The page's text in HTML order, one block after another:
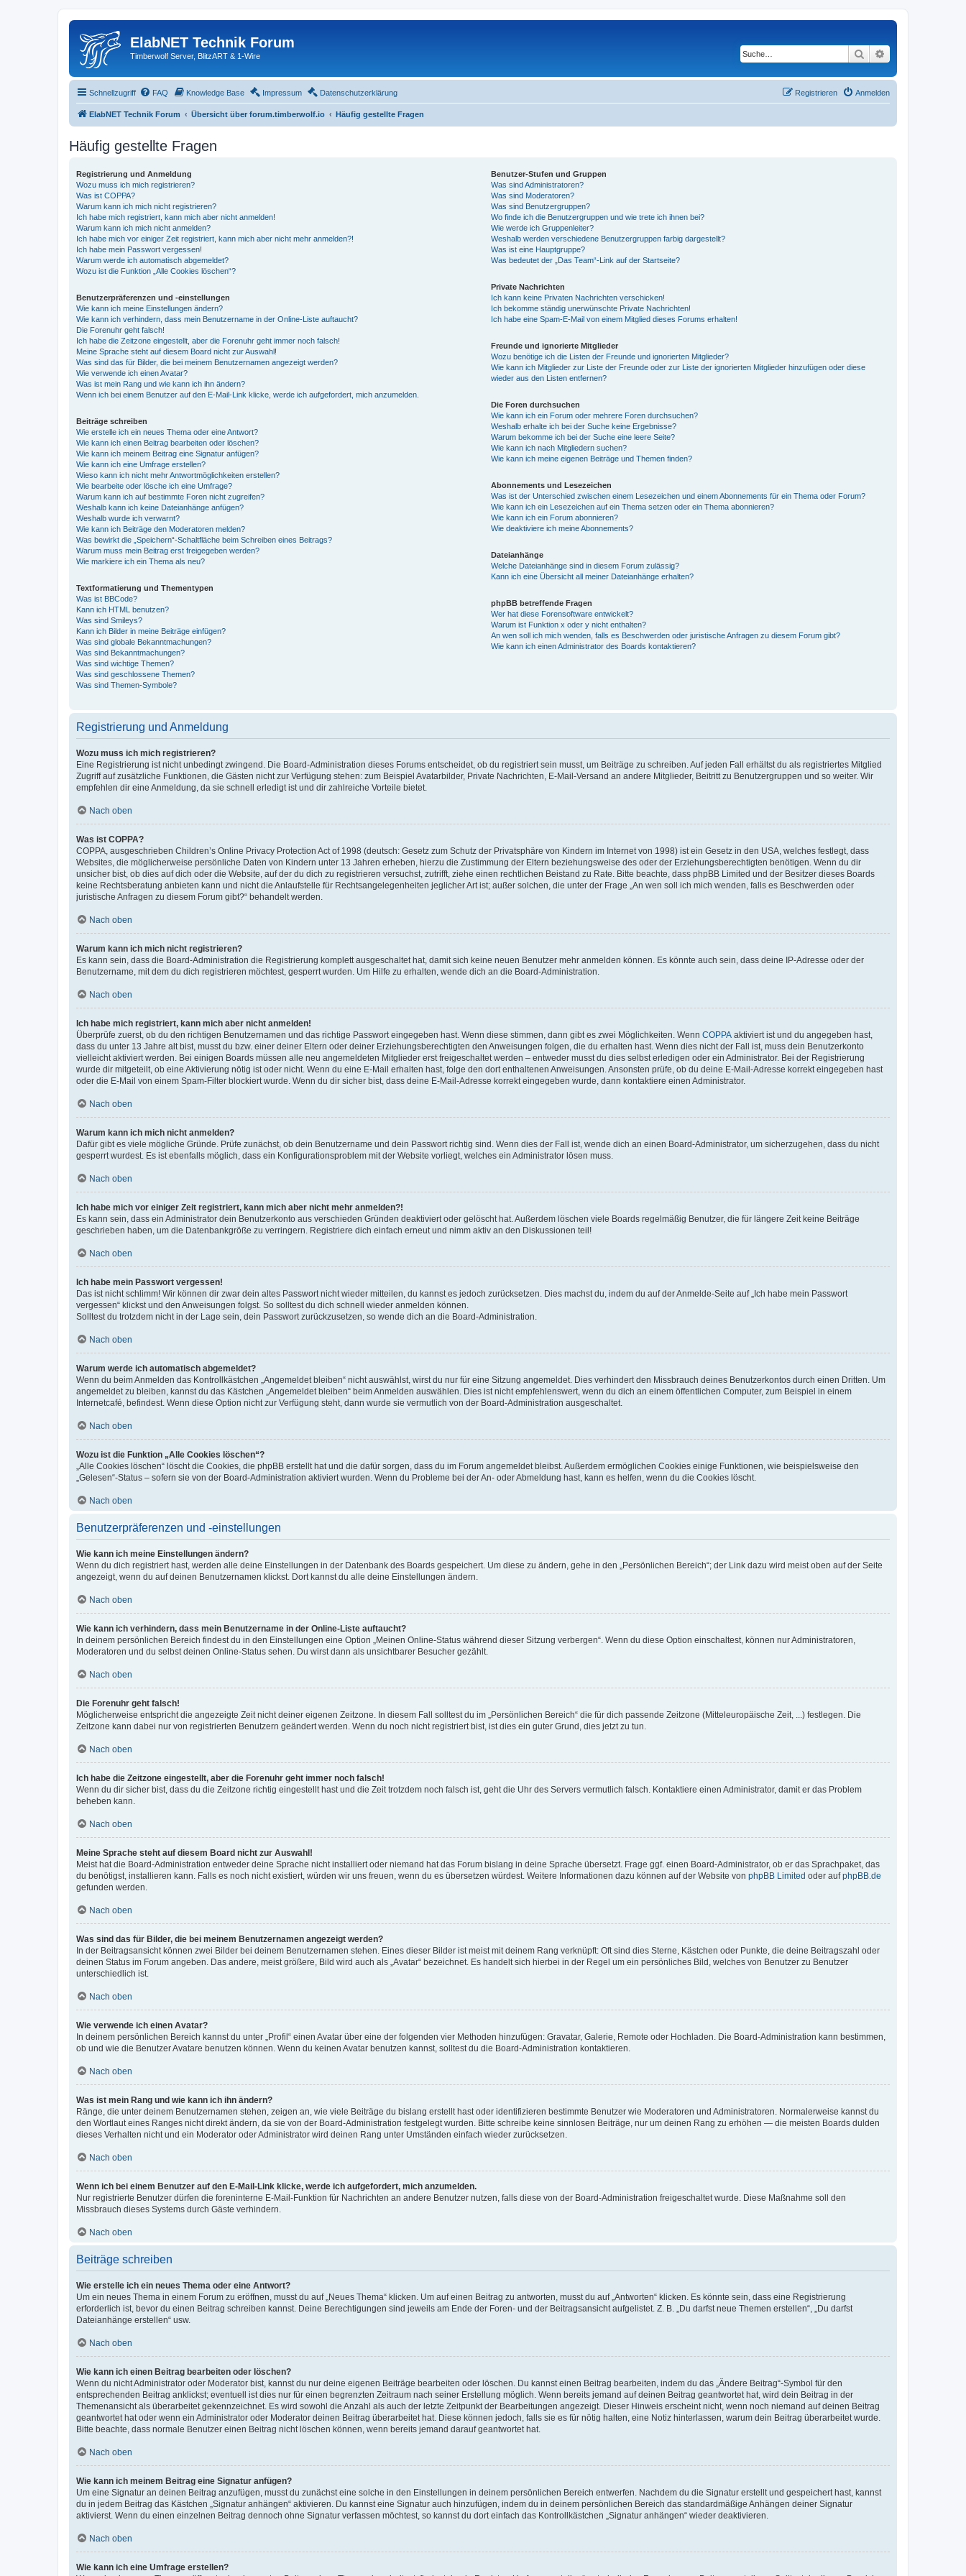
ElabNET Technik Forum
Timberwolf Server, BlitzART & 1-Wire Suche
Schnellzugriff FAQ Knowledge Base Impressum Datenschutzerklärung Anmelden
Registrieren
ElabNET Technik Forum Übersicht über forum.timberwolf.io Häufig gestellte Fragen
Häufig gestellte Fragen
Registrierung und Anmeldung
Wozu muss ich mich registrieren?
Was ist COPPA?
Warum kann ich mich nicht registrieren?
Ich habe mich registriert, kann mich aber nicht anmelden!
Warum kann ich mich nicht anmelden?
Ich habe mich vor einiger Zeit registriert, kann mich aber nicht mehr anmelden?!
Ich habe mein Passwort vergessen!
Warum werde ich automatisch abgemeldet?
Wozu ist die Funktion „Alle Cookies löschen“?
Benutzerpräferenzen und -einstellungen
Wie kann ich meine Einstellungen ändern?
Wie kann ich verhindern, dass mein Benutzername in der Online-Liste auftaucht?
Die Forenuhr geht falsch!
Ich habe die Zeitzone eingestellt, aber die Forenuhr geht immer noch falsch!
Meine Sprache steht auf diesem Board nicht zur Auswahl!
Was sind das für Bilder, die bei meinem Benutzernamen angezeigt werden?
Wie verwende ich einen Avatar?
Was ist mein Rang und wie kann ich ihn ändern?
Wenn ich bei einem Benutzer auf den E-Mail-Link klicke, werde ich aufgefordert, mich anzumelden.
Beiträge schreiben
Wie erstelle ich ein neues Thema oder eine Antwort?
Wie kann ich einen Beitrag bearbeiten oder löschen?
Wie kann ich meinem Beitrag eine Signatur anfügen?
Wie kann ich eine Umfrage erstellen?
Wieso kann ich nicht mehr Antwortmöglichkeiten erstellen?
Wie bearbeite oder lösche ich eine Umfrage?
Warum kann ich auf bestimmte Foren nicht zugreifen?
Weshalb kann ich keine Dateianhänge anfügen?
Weshalb wurde ich verwarnt?
Wie kann ich Beiträge den Moderatoren melden?
Was bewirkt die „Speichern“-Schaltfläche beim Schreiben eines Beitrags?
Warum muss mein Beitrag erst freigegeben werden?
Wie markiere ich ein Thema als neu?
Textformatierung und Thementypen
Was ist BBCode?
Kann ich HTML benutzen?
Was sind Smileys?
Kann ich Bilder in meine Beiträge einfügen?
Was sind globale Bekanntmachungen?
Was sind Bekanntmachungen?
Was sind wichtige Themen?
Was sind geschlossene Themen?
Was sind Themen-Symbole?
Benutzer-Stufen und Gruppen
Was sind Administratoren?
Was sind Moderatoren?
Was sind Benutzergruppen?
Wo finde ich die Benutzergruppen und wie trete ich ihnen bei?
Wie werde ich Gruppenleiter?
Weshalb werden verschiedene Benutzergruppen farbig dargestellt?
Was ist eine Hauptgruppe?
Was bedeutet der „Das Team“-Link auf der Startseite?
Private Nachrichten
Ich kann keine Privaten Nachrichten verschicken!
Ich bekomme ständig unerwünschte Private Nachrichten!
Ich habe eine Spam-E-Mail von einem Mitglied dieses Forums erhalten!
Freunde und ignorierte Mitglieder
Wozu benötige ich die Listen der Freunde und ignorierten Mitglieder?
Wie kann ich Mitglieder zur Liste der Freunde oder zur Liste der ignorierten Mitglieder hinzufügen oder diese
wieder aus den Listen entfernen?
Die Foren durchsuchen
Wie kann ich ein Forum oder mehrere Foren durchsuchen?
Weshalb erhalte ich bei der Suche keine Ergebnisse?
Warum bekomme ich bei der Suche eine leere Seite?
Wie kann ich nach Mitgliedern suchen?
Wie kann ich meine eigenen Beiträge und Themen finden?
Abonnements und Lesezeichen
Was ist der Unterschied zwischen einem Lesezeichen und einem Abonnements für ein Thema oder Forum?
Wie kann ich ein Lesezeichen auf ein Thema setzen oder ein Thema abonnieren?
Wie kann ich ein Forum abonnieren?
Wie deaktiviere ich meine Abonnements?
Dateianhänge
Welche Dateianhänge sind in diesem Forum zulässig?
Kann ich eine Übersicht all meiner Dateianhänge erhalten?
phpBB betreffende Fragen
Wer hat diese Forensoftware entwickelt?
Warum ist Funktion x oder y nicht enthalten?
An wen soll ich mich wenden, falls es Beschwerden oder juristische Anfragen zu diesem Forum gibt?
Wie kann ich einen Administrator des Boards kontaktieren?
Registrierung und Anmeldung
Wozu muss ich mich registrieren?
Eine Registrierung ist nicht unbedingt zwingend. Die Board-Administration dieses Forums entscheidet, ob du registriert sein musst, um Beiträge zu schreiben. Auf jeden Fall erhältst du als registriertes Mitglied
Zugriff auf zusätzliche Funktionen, die Gästen nicht zur Verfügung stehen: zum Beispiel Avatarbilder, Private Nachrichten, E-Mail-Versand an andere Mitglieder, Beitritt zu Benutzergruppen und so weiter. Wir
empfehlen dir eine Anmeldung, da sie schnell erledigt ist und dir zahlreiche Vorteile bietet.
Nach oben
Was ist COPPA?
COPPA, ausgeschrieben Children’s Online Privacy Protection Act of 1998 (deutsch: Gesetz zum Schutz der Privatsphäre von Kindern im Internet von 1998) ist ein Gesetz in den USA, welches festlegt, dass
Websites, die möglicherweise persönliche Daten von Kindern unter 13 Jahren erheben, hierzu die Zustimmung der Eltern beziehungsweise des oder der Erziehungsberechtigten benötigen. Wenn du dir
unsicher bist, ob dies auf dich oder die Website, auf der du dich zu registrieren versuchst, zutrifft, ziehe einen rechtlichen Beistand zu Rate. Bitte beachte, dass phpBB Limited und der Besitzer dieses Boards
keine Rechtsberatung anbieten kann und nicht die Anlaufstelle für Rechtsangelegenheiten jeglicher Art ist; außer solchen, die unter der Frage „An wen soll ich mich wenden, falls es Beschwerden oder
juristische Anfragen zu diesem Forum gibt?“ behandelt werden.
Nach oben
Warum kann ich mich nicht registrieren?
Es kann sein, dass die Board-Administration die Registrierung komplett ausgeschaltet hat, damit sich keine neuen Benutzer mehr anmelden können. Es könnte auch sein, dass deine IP-Adresse oder der
Benutzername, mit dem du dich registrieren möchtest, gesperrt wurden. Um Hilfe zu erhalten, wende dich an die Board-Administration.
Nach oben
Ich habe mich registriert, kann mich aber nicht anmelden!
Überprüfe zuerst, ob du den richtigen Benutzernamen und das richtige Passwort eingegeben hast. Wenn diese stimmen, dann gibt es zwei Möglichkeiten. Wenn COPPA aktiviert ist und du angegeben hast,
dass du unter 13 Jahre alt bist, musst du bzw. einer deiner Eltern oder deiner Erziehungsberechtigten den Anweisungen folgen, die du erhalten hast. Wenn dies nicht der Fall ist, muss dein Benutzerkonto
vielleicht aktiviert werden. Bei einigen Boards müssen alle neu angemeldeten Mitglieder erst freigeschaltet werden – entweder musst du dies selbst erledigen oder ein Administrator. Bei der Registrierung
wurde dir mitgeteilt, ob eine Aktivierung nötig ist oder nicht. Wenn du eine E-Mail erhalten hast, folge den dort enthaltenen Anweisungen. Ansonsten prüfe, ob du deine E-Mail-Adresse korrekt eingegeben hast
oder die E-Mail von einem Spam-Filter blockiert wurde. Wenn du dir sicher bist, dass deine E-Mail-Adresse korrekt eingegeben wurde, dann kontaktiere einen Administrator.
Nach oben
Warum kann ich mich nicht anmelden?
Dafür gibt es viele mögliche Gründe. Prüfe zunächst, ob dein Benutzername und dein Passwort richtig sind. Wenn dies der Fall ist, wende dich an einen Board-Administrator, um sicherzugehen, dass du nicht
gesperrt wurdest. Es ist ebenfalls möglich, dass ein Konfigurationsproblem mit der Website vorliegt, welches ein Administrator lösen muss.
Nach oben
Ich habe mich vor einiger Zeit registriert, kann mich aber nicht mehr anmelden?!
Es kann sein, dass ein Administrator dein Benutzerkonto aus verschieden Gründen deaktiviert oder gelöscht hat. Außerdem löschen viele Boards regelmäßig Benutzer, die für längere Zeit keine Beiträge
geschrieben haben, um die Datenbankgröße zu verringern. Registriere dich einfach erneut und nimm aktiv an den Diskussionen teil!
Nach oben
Ich habe mein Passwort vergessen!
Das ist nicht schlimm! Wir können dir zwar dein altes Passwort nicht wieder mitteilen, du kannst es jedoch zurücksetzen. Dies machst du, indem du auf der Anmelde-Seite auf „Ich habe mein Passwort
vergessen“ klickst und den Anweisungen folgst. So solltest du dich schnell wieder anmelden können.
Solltest du trotzdem nicht in der Lage sein, dein Passwort zurückzusetzen, so wende dich an die Board-Administration.
Nach oben
Warum werde ich automatisch abgemeldet?
Wenn du beim Anmelden das Kontrollkästchen „Angemeldet bleiben“ nicht auswählst, wirst du nur für eine Sitzung angemeldet. Dies verhindert den Missbrauch deines Benutzerkontos durch einen Dritten. Um
angemeldet zu bleiben, kannst du das Kästchen „Angemeldet bleiben“ beim Anmelden auswählen. Dies ist nicht empfehlenswert, wenn du dich an einem öffentlichen Computer, zum Beispiel in einem
Internetcafé, befindest. Wenn diese Option nicht zur Verfügung steht, dann wurde sie vermutlich von der Board-Administration ausgeschaltet.
Nach oben
Wozu ist die Funktion „Alle Cookies löschen“?
„Alle Cookies löschen“ löscht die Cookies, die phpBB erstellt hat und die dafür sorgen, dass du im Forum angemeldet bleibst. Außerdem ermöglichen Cookies einige Funktionen, wie beispielsweise den
„Gelesen“-Status – sofern sie von der Board-Administration aktiviert wurden. Wenn du Probleme bei der An- oder Abmeldung hast, kann es helfen, wenn du die Cookies löscht.
Nach oben
Benutzerpräferenzen und -einstellungen
Wie kann ich meine Einstellungen ändern?
Wenn du dich registriert hast, werden alle deine Einstellungen in der Datenbank des Boards gespeichert. Um diese zu ändern, gehe in den „Persönlichen Bereich“; der Link dazu wird meist oben auf der Seite
angezeigt, wenn du auf deinen Benutzernamen klickst. Dort kannst du alle deine Einstellungen ändern.
Nach oben
Wie kann ich verhindern, dass mein Benutzername in der Online-Liste auftaucht?
In deinem persönlichen Bereich findest du in den Einstellungen eine Option „Meinen Online-Status während dieser Sitzung verbergen“. Wenn du diese Option einschaltest, können nur Administratoren,
Moderatoren und du selbst deinen Online-Status sehen. Du wirst dann als unsichtbarer Besucher gezählt.
Nach oben
Die Forenuhr geht falsch!
Möglicherweise entspricht die angezeigte Zeit nicht deiner eigenen Zeitzone. In diesem Fall solltest du im „Persönlichen Bereich“ die für dich passende Zeitzone (Mitteleuropäische Zeit, ...) festlegen. Die
Zeitzone kann dabei nur von registrierten Benutzern geändert werden. Wenn du noch nicht registriert bist, ist dies ein guter Grund, dies jetzt zu tun.
Nach oben
Ich habe die Zeitzone eingestellt, aber die Forenuhr geht immer noch falsch!
Wenn du dir sicher bist, dass du die Zeitzone richtig eingestellt hast und die Zeit trotzdem noch falsch ist, geht die Uhr des Servers vermutlich falsch. Kontaktiere einen Administrator, damit er das Problem
beheben kann.
Nach oben
Meine Sprache steht auf diesem Board nicht zur Auswahl!
Meist hat die Board-Administration entweder deine Sprache nicht installiert oder niemand hat das Forum bislang in deine Sprache übersetzt. Frage ggf. einen Board-Administrator, ob er das Sprachpaket, das
du benötigst, installieren kann. Falls es noch nicht existiert, würden wir uns freuen, wenn du es übersetzen würdest. Weitere Informationen dazu können auf der Website von phpBB Limited oder aufphpBB.de
gefunden werden.
Nach oben
Was sind das für Bilder, die bei meinem Benutzernamen angezeigt werden?
In der Beitragsansicht können zwei Bilder bei deinem Benutzernamen stehen. Eines dieser Bilder ist meist mit deinem Rang verknüpft: Oft sind dies Sterne, Kästchen oder Punkte, die deine Beitragszahl oder
deinen Status im Forum angeben. Das andere, meist größere, Bild wird auch als „Avatar“ bezeichnet. Es handelt sich hierbei in der Regel um ein persönliches Bild, welches von Benutzer zu Benutzer
unterschiedlich ist.
Nach oben
Wie verwende ich einen Avatar?
In deinem persönlichen Bereich kannst du unter „Profil“ einen Avatar über eine der folgenden vier Methoden hinzufügen: Gravatar, Galerie, Remote oder Hochladen. Die Board-Administration kann bestimmen,
ob und wie die Benutzer Avatare benutzen können. Wenn du keinen Avatar benutzen kannst, solltest du die Board-Administration kontaktieren.
Nach oben
Was ist mein Rang und wie kann ich ihn ändern?
Ränge, die unter deinem Benutzernamen stehen, zeigen an, wie viele Beiträge du bislang erstellt hast oder identifizieren bestimmte Benutzer wie Moderatoren und Administratoren. Normalerweise kannst du
den Wortlaut eines Ranges nicht direkt ändern, da sie von der Board-Administration festgelegt wurden. Bitte schreibe keine sinnlosen Beiträge, nur um deinen Rang zu erhöhen — die meisten Boards dulden
dieses Verhalten nicht und ein Moderator oder Administrator wird deinen Rang unter Umständen einfach wieder zurücksetzen.
Nach oben
Wenn ich bei einem Benutzer auf den E-Mail-Link klicke, werde ich aufgefordert, mich anzumelden.
Nur registrierte Benutzer dürfen die foreninterne E-Mail-Funktion für Nachrichten an andere Benutzer nutzen, falls diese von der Board-Administration freigeschaltet wurde. Diese Maßnahme soll den
Missbrauch dieses Systems durch Gäste verhindern.
Nach oben
Beiträge schreiben
Wie erstelle ich ein neues Thema oder eine Antwort?
Um ein neues Thema in einem Forum zu eröffnen, musst du auf „Neues Thema“ klicken. Um auf einen Beitrag zu antworten, musst du auf „Antworten“ klicken. Es könnte sein, dass eine Registrierung
erforderlich ist, bevor du einen Beitrag schreiben kannst. Deine Berechtigungen sind jeweils am Ende der Foren- und der Beitragsansicht aufgelistet. Z. B. „Du darfst neue Themen erstellen“, „Du darfst
Dateianhänge erstellen“ usw.
Nach oben
Wie kann ich einen Beitrag bearbeiten oder löschen?
Wenn du nicht Administrator oder Moderator bist, kannst du nur deine eigenen Beiträge bearbeiten oder löschen. Du kannst einen Beitrag bearbeiten, indem du das „Ändere Beitrag“-Symbol für den
entsprechenden Beitrag anklickst; eventuell ist dies nur für einen begrenzten Zeitraum nach seiner Erstellung möglich. Wenn bereits jemand auf deinen Beitrag geantwortet hat, wird dein Beitrag in der
Themenansicht als überarbeitet gekennzeichnet. Es wird sowohl die Anzahl als auch der letzte Zeitpunkt der Bearbeitungen angezeigt. Dieser Hinweis erscheint nicht, wenn noch niemand auf deinen Beitrag
geantwortet hat oder wenn ein Administrator oder Moderator deinen Beitrag überarbeitet hat. Diese können jedoch, falls sie es für nötig halten, eine Notiz hinterlassen, warum dein Beitrag überarbeitet wurde.
Bitte beachte, dass normale Benutzer einen Beitrag nicht löschen können, wenn bereits jemand darauf geantwortet hat.
Nach oben
Wie kann ich meinem Beitrag eine Signatur anfügen?
Um eine Signatur an deinen Beitrag anzufügen, musst du zunächst eine solche in den Einstellungen in deinem persönlichen Bereich entwerfen. Nachdem du die Signatur erstellt und gespeichert hast, kannst
du in jedem Beitrag das Kästchen „Signatur anhängen“ aktivieren. Du kannst eine Signatur auch hinzufügen, indem du in deinem persönlichen Bereich das standardmäßige Anhängen deiner Signatur
aktivierst. Wenn du einen einzelnen Beitrag dennoch ohne Signatur verfassen möchtest, so kannst du dort einfach das Kontrollkästchen „Signatur anhängen“ wieder deaktivieren.
Nach oben
Wie kann ich eine Umfrage erstellen?